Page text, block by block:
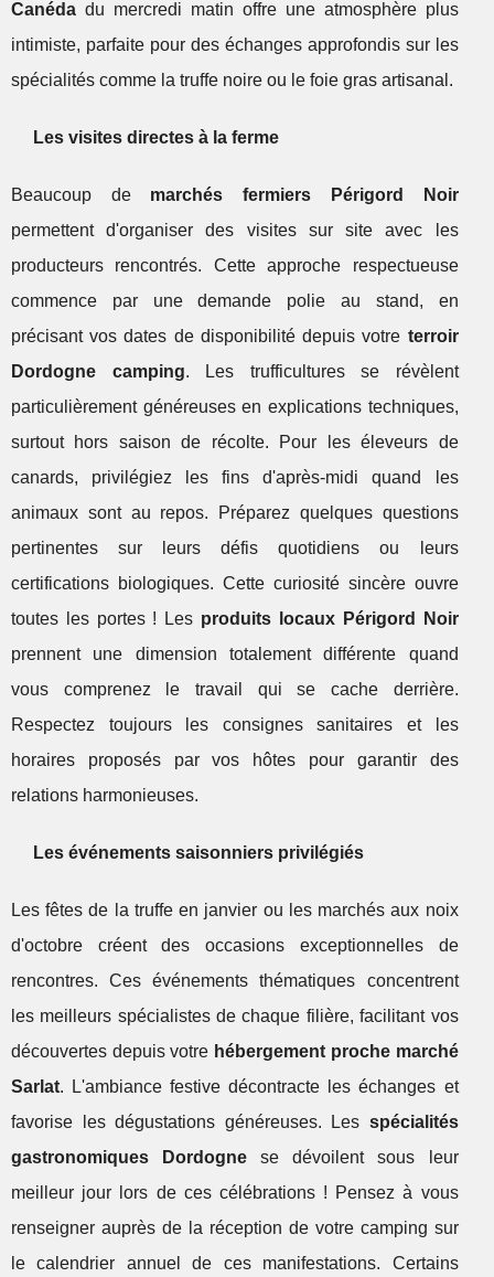
Canéda du mercredi matin offre une atmosphère plus
intimiste, parfaite pour des échanges approfondis sur les
spécialités comme la truffe noire ou le foie gras artisanal.
Les visites directes à la ferme
Beaucoup de marchés fermiers Périgord Noir
permettent d'organiser des visites sur site avec les
producteurs rencontrés. Cette approche respectueuse
commence par une demande polie au stand, en
précisant vos dates de disponibilité depuis votre terroir
Dordogne camping. Les trufficultures se révèlent
particulièrement généreuses en explications techniques,
surtout hors saison de récolte. Pour les éleveurs de
canards, privilégiez les fins d'après-midi quand les
animaux sont au repos. Préparez quelques questions
pertinentes sur leurs défis quotidiens ou leurs
certifications biologiques. Cette curiosité sincère ouvre
toutes les portes ! Les produits locaux Périgord Noir
prennent une dimension totalement différente quand
vous comprenez le travail qui se cache derrière.
Respectez toujours les consignes sanitaires et les
horaires proposés par vos hôtes pour garantir des
relations harmonieuses.
Les événements saisonniers privilégiés
Les fêtes de la truffe en janvier ou les marchés aux noix
d'octobre créent des occasions exceptionnelles de
rencontres. Ces événements thématiques concentrent
les meilleurs spécialistes de chaque filière, facilitant vos
découvertes depuis votre hébergement proche marché
Sarlat. L'ambiance festive décontracte les échanges et
favorise les dégustations généreuses. Les spécialités
gastronomiques Dordogne se dévoilent sous leur
meilleur jour lors de ces célébrations ! Pensez à vous
renseigner auprès de la réception de votre camping sur
le calendrier annuel de ces manifestations. Certains